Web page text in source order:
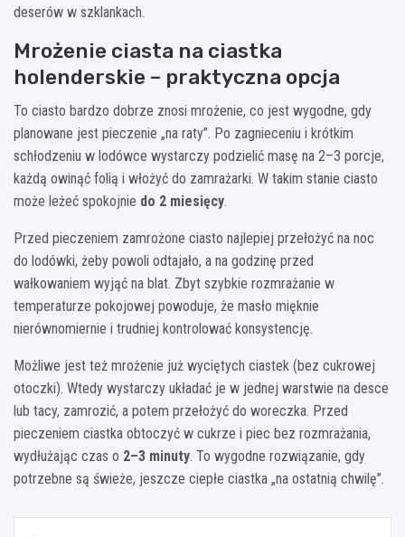
deserów w szklankach.
Mrożenie ciasta na ciastka
holenderskie – praktyczna opcja
To ciasto bardzo dobrze znosi mrożenie, co jest wygodne, gdy
planowane jest pieczenie „na raty”. Po zagnieceniu i krótkim
schłodzeniu w lodówce wystarczy podzielić masę na 2–3 porcje,
każdą owinąć folią i włożyć do zamrażarki. W takim stanie ciasto
może leżeć spokojnie do 2 miesięcy.
Przed pieczeniem zamrożone ciasto najlepiej przełożyć na noc
do lodówki, żeby powoli odtajało, a na godzinę przed
wałkowaniem wyjąć na blat. Zbyt szybkie rozmrażanie w
temperaturze pokojowej powoduje, że masło mięknie
nierównomiernie i trudniej kontrolować konsystencję.
Możliwe jest też mrożenie już wyciętych ciastek (bez cukrowej
otoczki). Wtedy wystarczy układać je w jednej warstwie na desce
lub tacy, zamrozić, a potem przełożyć do woreczka. Przed
pieczeniem ciastka obtoczyć w cukrze i piec bez rozmrażania,
wydłużając czas o 2–3 minuty. To wygodne rozwiązanie, gdy
potrzebne są świeże, jeszcze ciepłe ciastka „na ostatnią chwilę”.